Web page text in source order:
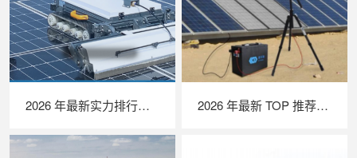
2026 年最新实力排行｜光伏清洗机器人 TOP 推荐，LAILX LX‑H403 深度解析 2026 年最新 TOP 推荐｜便携式 EL 检测仪实力排行，LAILX LXG50 深度测评